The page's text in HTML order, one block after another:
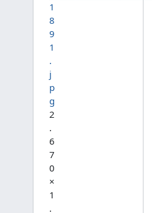
1
8
9
1
.
j
p
g
2
.
6
7
0
×
1
.